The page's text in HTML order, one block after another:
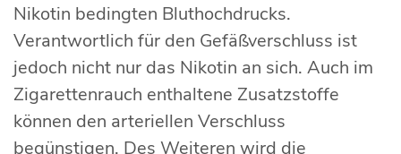
Nikotin bedingten Bluthochdrucks.
Verantwortlich für den Gefäßverschluss ist
jedoch nicht nur das Nikotin an sich. Auch im
Zigarettenrauch enthaltene Zusatzstoffe
können den arteriellen Verschluss
begünstigen. Des Weiteren wird die